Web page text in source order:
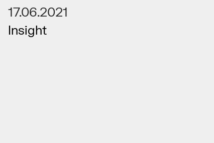
17.06.2021
Insight